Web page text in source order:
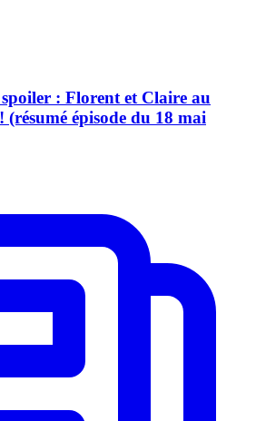
: Florent et Claire au
épisode du 18 mai